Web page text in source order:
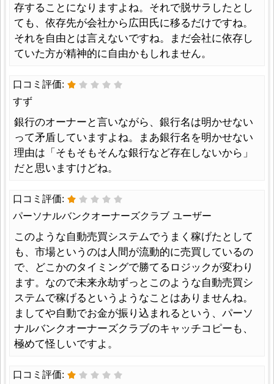
存することになりますよね。それで脱サラしたとし
ても、依存先が会社から広田氏に移るだけですね。
それを自由とは言えないですね。まだ会社に依存し
ていた方が精神的に自由かもしれません。
口コミ評価:
すず
銀行のオーナーと言いながら、銀行名は明かせない
って矛盾していますよね。まあ銀行名を明かせない
理由は「そもそもそんな銀行など存在しないから」
だと思いますけどね。
口コミ評価:
パーソナルバンクオーナーズクラブ ユーザー
このような自動売買システムでうまく稼げたとして
も、市場というのは人間が流動的に売買しているの
で、どこかのタイミングで勝てるロジックが変わり
ます。なので未来永劫ずっとこのような自動売買シ
ステムで稼げるというようなことはありませんね。
ましてや自動でお金が振り込まれるという、パーソ
ナルバンクオーナーズクラブのキャッチコピーも、
極めて怪しいですよ。
口コミ評価: